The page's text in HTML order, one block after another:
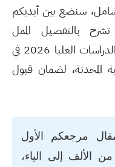
سنضع بين أيديكم
بالتفصيل الممل
المستمسكات المطلوبة للتقديم على الدراسات العليا 2026 في
المحدثة، لضمان قبول
مرجعكم الأول
الألف إلى الياء،